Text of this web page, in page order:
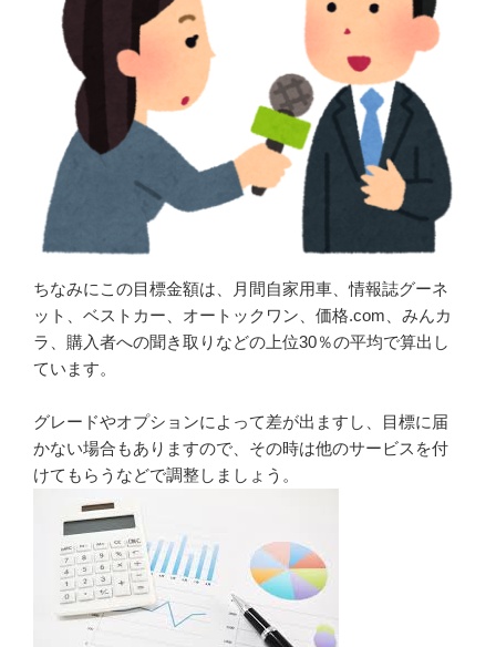
ちなみにこの目標金額は、月間自家用車、情報誌グーネ
ット、ベストカー、オートックワン、価格.com、みんカ
ラ、購入者への聞き取りなどの上位30％の平均で算出し
ています。
グレードやオプションによって差が出ますし、目標に届
かない場合もありますので、その時は他のサービスを付
けてもらうなどで調整しましょう。